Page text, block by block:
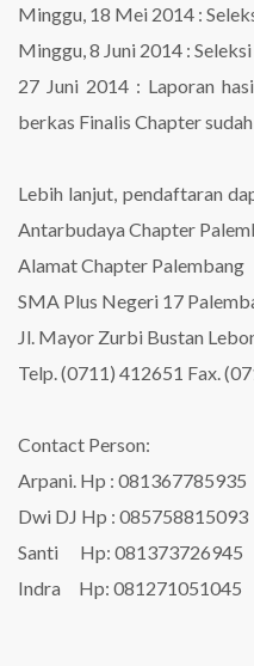
Minggu, 18 Mei 2014 :
Minggu, 8 Juni 2014 :
27 Juni 2014 : Laporan
berkas Finalis Chapter
Lebih lanjut, pendaftaran
Antarbudaya Chapter
Alamat Chapter Palembang
SMA Plus Negeri 17
Jl. Mayor Zurbi Bustan
Telp. (0711) 412651 Fax.
Contact Person:
Arpani. Hp : 081367785935
Dwi DJ Hp : 085758815093
Santi Hp: 081373726945
Indra Hp: 081271051045